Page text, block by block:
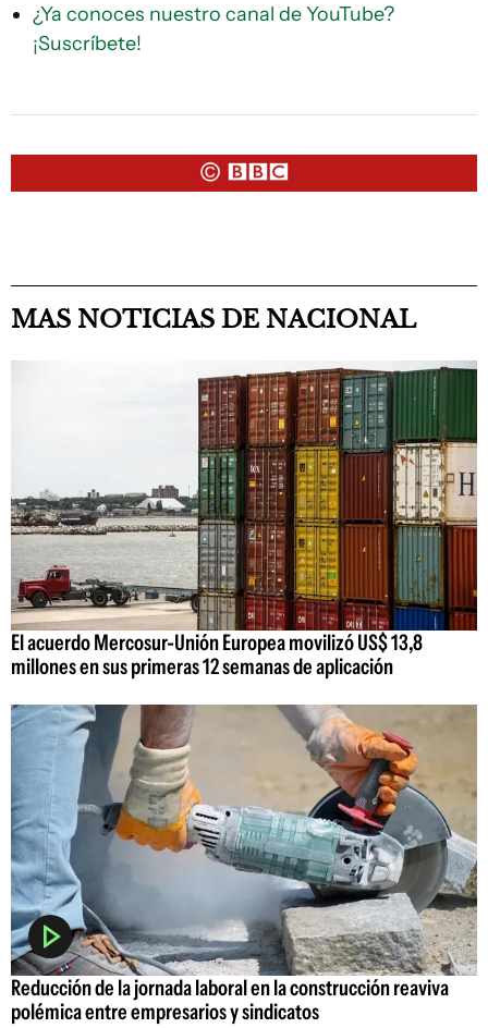
¿Ya conoces nuestro canal de YouTube?
¡Suscríbete!
MAS NOTICIAS DE NACIONAL
El acuerdo Mercosur-Unión Europea movilizó US$ 13,8
millones en sus primeras 12 semanas de aplicación
Reducción de la jornada laboral en la construcción reaviva
polémica entre empresarios y sindicatos